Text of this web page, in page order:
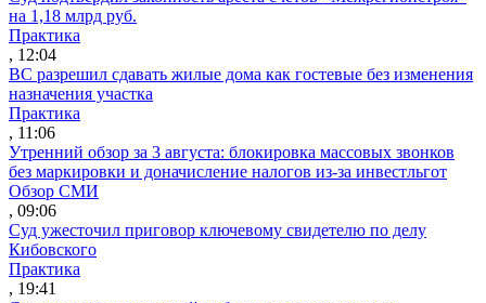
на 1,18 млрд руб.
Практика
, 12:04
ВС разрешил сдавать жилые дома как гостевые без изменения
назначения участка
Практика
, 11:06
Утренний обзор за 3 августа: блокировка массовых звонков
без маркировки и доначисление налогов из-за инвестльгот
Обзор СМИ
, 09:06
Суд ужесточил приговор ключевому свидетелю по делу
Кибовского
Практика
, 19:41